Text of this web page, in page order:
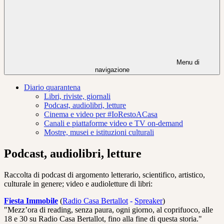
Menu di
navigazione
Diario quarantena
Libri, riviste, giornali
Podcast, audiolibri, letture
Cinema e video per #IoRestoACasa
Canali e piattaforme video e TV on-demand
Mostre, musei e istituzioni culturali
Podcast, audiolibri, letture
Raccolta di podcast di argomento letterario, scientifico, artistico,
culturale in genere; video e audioletture di libri:
Fiesta Immobile (Radio Casa Bertallot - Spreaker)
"Mezz’ora di reading, senza paura, ogni giorno, al coprifuoco, alle
18 e 30 su Radio Casa Bertallot, fino alla fine di questa storia."